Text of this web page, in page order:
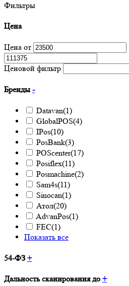
Фильтры
Цена
Цена от
Ценовой фильтр
Бренды -
Datavan(1)
GlobalPOS(4)
IPos(10)
PosBank(3)
POScenter(17)
Posiflex(11)
Posmachine(2)
Sam4s(11)
Sinocan(1)
Атол(20)
AdvanPos(1)
FEC(1)
Показать все
54-ФЗ +
Дальность сканирования до +